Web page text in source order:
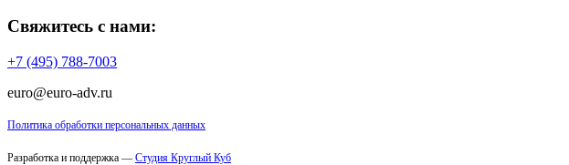
Свяжитесь с нами:
+7 (495) 788-7003
euro@euro-adv.ru
Политика обработки персональных данных
Разработка и поддержка — Студия Круглый Куб